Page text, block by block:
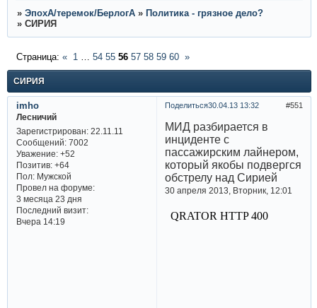
» ЭпохА/теремок/БерлогА » Политика - грязное дело?
» СИРИЯ
СИРИЯ
Страница: « 1 … 54 55 56 57 58 59 60 »
Поделиться 551
30.04.13 13:32
imho
Лесничий
Зарегистрирован: 22.11.11
Сообщений:7002
Уважение: +52
Позитив: +64
Пол:Мужской
Провел на форуме:
3 месяца 23 дня
Последний визит:
Вчера 14:19
МИД разбирается в
инциденте с
пассажирским лайнером,
который якобы подвергся
обстрелу над Сирией
30 апреля 2013, Вторник, 12:01